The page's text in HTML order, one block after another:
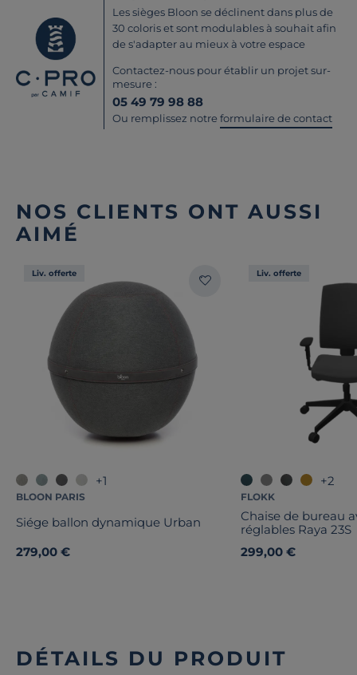
Les sièges Bloon se déclinent dans plus de
30 coloris et sont modulables à souhait afin
de s'adapter au mieux à votre espace
Contactez-nous pour établir un projet sur-
mesure :
05 49 79 98 88
Ou remplissez notre formulaire de contact
NOS CLIENTS ONT AUSSI
AIMÉ
Liv. offerte
+1
BLOON PARIS
Siége ballon dynamique Urban
279,00 €
Liv. offerte
+2
FLOKK
Chaise de bureau
réglables Raya 23S
299,00 €
DÉTAILS DU PRODUIT